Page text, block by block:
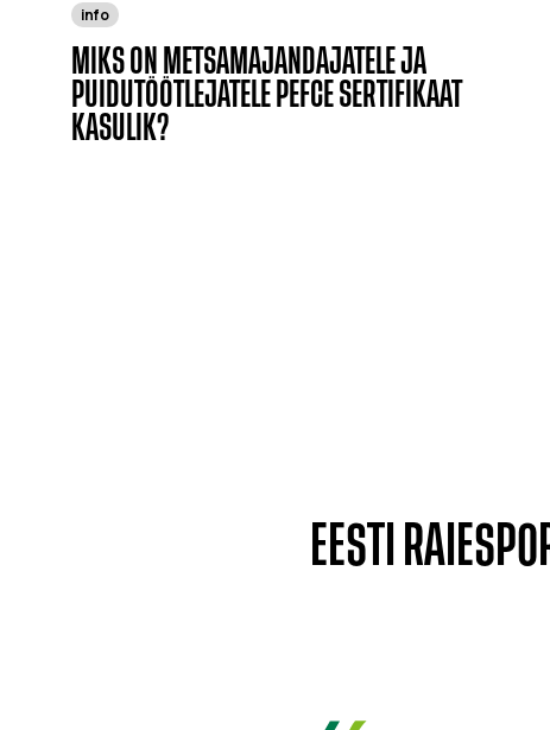
info
MIKS ON METSAMAJANDAJATELE JA
PUIDUTÖÖTLEJATELE PEFCE SERTIFIKAAT
KASULIK?
EESTI